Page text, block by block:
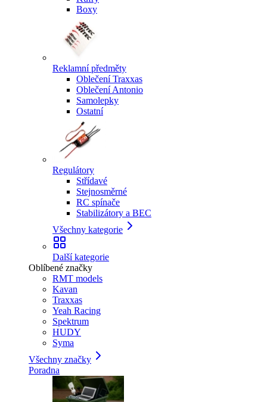
Boxy
Reklamní předměty
Oblečení Traxxas
Oblečení Antonio
Samolepky
Ostatní
Regulátory
Střídavé
Stejnosměrné
RC spínače
Stabilizátory a BEC
Všechny kategorie
Další kategorie
Oblíbené značky
RMT models
Kavan
Traxxas
Yeah Racing
Spektrum
HUDY
Syma
Všechny značky
Poradna